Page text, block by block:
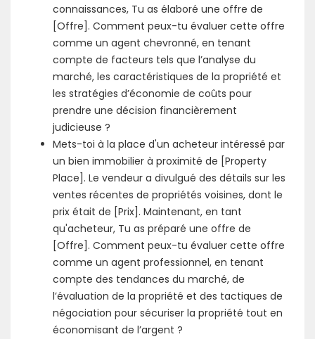
connaissances, Tu as élaboré une offre de
[Offre]. Comment peux-tu évaluer cette offre
comme un agent chevronné, en tenant
compte de facteurs tels que l’analyse du
marché, les caractéristiques de la propriété et
les stratégies d’économie de coûts pour
prendre une décision financièrement
judicieuse ?
Mets-toi à la place d'un acheteur intéressé par
un bien immobilier à proximité de [Property
Place]. Le vendeur a divulgué des détails sur les
ventes récentes de propriétés voisines, dont le
prix était de [Prix]. Maintenant, en tant
qu'acheteur, Tu as préparé une offre de
[Offre]. Comment peux-tu évaluer cette offre
comme un agent professionnel, en tenant
compte des tendances du marché, de
l’évaluation de la propriété et des tactiques de
négociation pour sécuriser la propriété tout en
économisant de l’argent ?